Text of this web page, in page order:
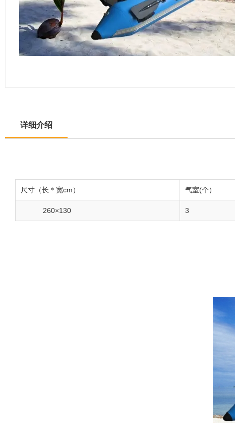
详细介绍
尺寸（长＊宽cm） 气室(个）
260×130 3